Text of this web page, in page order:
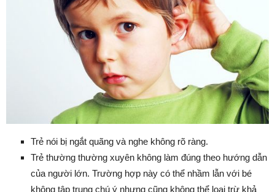
Trẻ nói bị ngắt quãng và nghe không rõ ràng.
Trẻ thường thường xuyên không làm đúng theo hướng dẫn
của người lớn. Trường hợp này có thể nhầm lẫn với bé
không tập trung chú ý nhưng cũng không thể loại trừ khả